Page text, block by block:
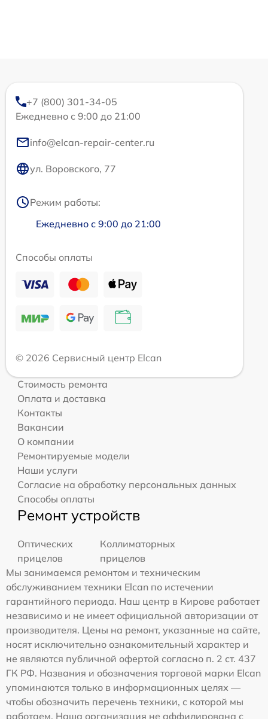
+7 (800) 301-34-05
Ежедневно с 9:00 до 21:00
info@elcan-repair-center.ru
ул. Воровского, 77
Режим работы:
Ежедневно с 9:00 до 21:00
Способы оплаты
© 2026 Сервисный центр Elcan
Стоимость ремонта
Оплата и доставка
Контакты
Вакансии
О компании
Ремонтируемые модели
Наши услуги
Согласие на обработку персональных данных
Способы оплаты
Ремонт устройств
Оптических
прицелов
Коллиматорных
прицелов
Мы занимаемся ремонтом и техническим
обслуживанием техники Elcan по истечении
гарантийного периода. Наш центр в Кирове работает
независимо и не имеет официальной авторизации от
производителя. Цены на ремонт, указанные на сайте,
носят исключительно ознакомительный характер и
не являются публичной офертой согласно п. 2 ст. 437
ГК РФ. Названия и обозначения торговой марки Elcan
упоминаются только в информационных целях —
чтобы обозначить перечень техники, с которой мы
работаем. Наша организация не аффилирована с